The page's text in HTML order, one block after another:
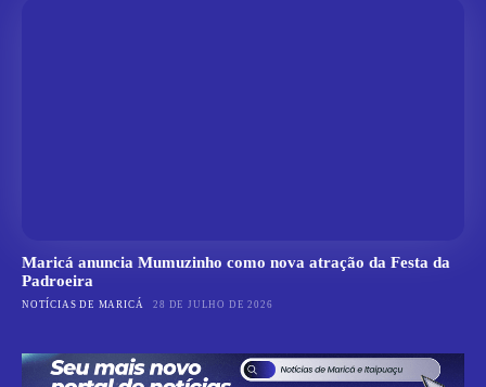
Maricá anuncia Mumuzinho como nova atração da Festa da
Padroeira
NOTÍCIAS DE MARICÁ 28 DE JULHO DE 2026